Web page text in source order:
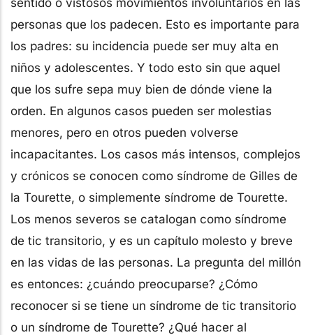
personas que los padecen. Esto es importante para
los padres: su incidencia puede ser muy alta en
niños y adolescentes. Y todo esto sin que aquel
que los sufre sepa muy bien de dónde viene la
orden. En algunos casos pueden ser molestias
menores, pero en otros pueden volverse
incapacitantes. Los casos más intensos, complejos
y crónicos se conocen como síndrome de Gilles de
la Tourette, o simplemente síndrome de Tourette.
Los menos severos se catalogan como síndrome
de tic transitorio, y es un capítulo molesto y breve
en las vidas de las personas. La pregunta del millón
es entonces: ¿cuándo preocuparse? ¿Cómo
reconocer si se tiene un síndrome de tic transitorio
o un síndrome de Tourette? ¿Qué hacer al